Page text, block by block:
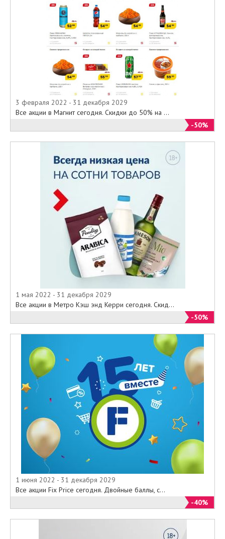
3 февраля 2022 - 31 декабря 2029
Все акции в Магнит сегодня. Скидки до 50% на ...
-50%
1 мая 2022 - 31 декабря 2029
Все акции в Метро Кэш энд Керри сегодня. Скид...
-50%
1 июня 2022 - 31 декабря 2029
Все акции Fix Price сегодня. Двойные баллы, с...
-40%